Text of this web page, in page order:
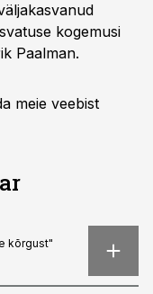
kogemusi
Paalman.
meie veebist
kõrgust"